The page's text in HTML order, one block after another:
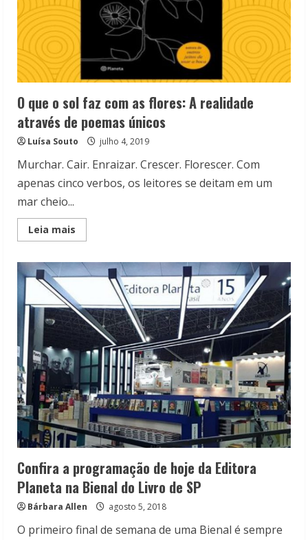
O que o sol faz com as flores: A realidade
através de poemas únicos
Luísa Souto julho 4, 2019
Murchar. Cair. Enraizar. Crescer. Florescer. Com
apenas cinco verbos, os leitores se deitam em um
mar cheio...
Leia mais
more
que
o
faz
com
as
flores:
realidade
através
de
poemas
únicos
Confira a programação de hoje da Editora
Planeta na Bienal do Livro de SP
Bárbara Allen agosto 5, 2018
O primeiro final de semana de uma Bienal é sempre